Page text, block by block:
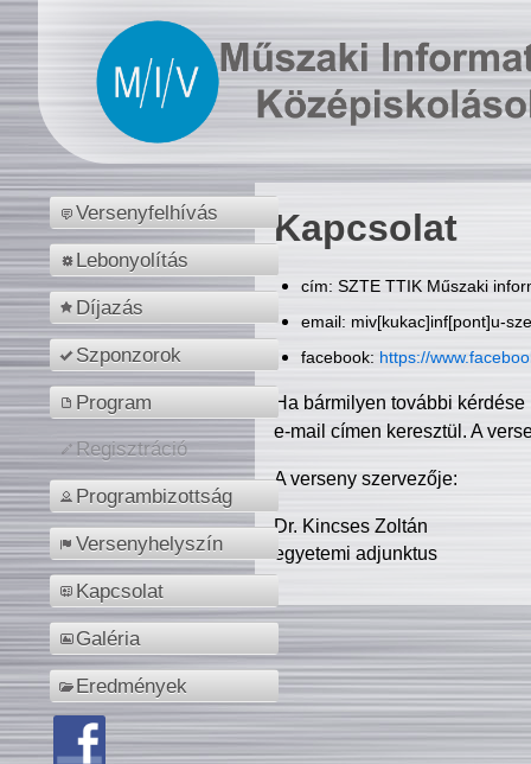
Versenyfelhívás
Lebonyolítás
Díjazás
Szponzorok
Program
Regisztráció
Programbizottság
Versenyhelyszín
Kapcsolat
Galéria
Eredmények
Kapcsolat
cím: SZTE TTIK Műszaki
email: miv[kukac]inf[pont]u-
facebook: https://
Ha bármilyen további
e-mail címen keresztül. A
A verseny szervezője:
Dr. Kincses Zoltán
egyetemi adjunktus